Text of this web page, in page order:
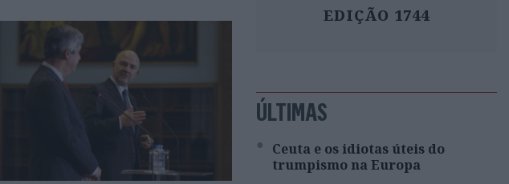
EDIÇÃO 1744
ÚLTIMAS
Ceuta e os idiotas úteis do
trumpismo na Europa